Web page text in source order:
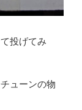
投げてみ
ューンの物